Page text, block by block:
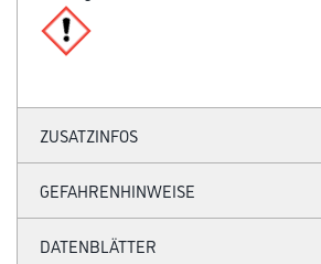
ZUSATZINFOS
GEFAHRENHINWEISE
DATENBLÄTTER